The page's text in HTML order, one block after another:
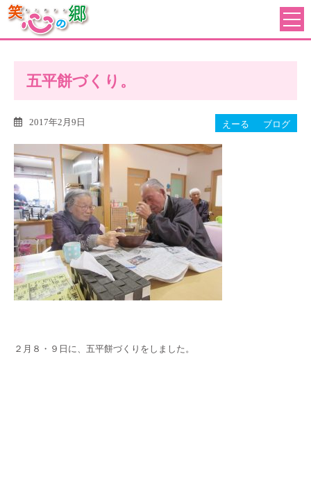
五平餅づくり。
2017年2月9日 えーる ブログ
２月８・９日に、五平餅づくりをしました。